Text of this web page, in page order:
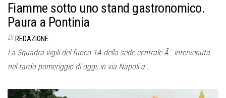
Fiamme sotto uno stand gastronomico.
Paura a Pontinia
Di REDAZIONE
La Squadra vigili del fuoco 1A della sede centrale Ã¨ intervenuta
nel tardo pomeriggio di oggi, in via Napoli a…